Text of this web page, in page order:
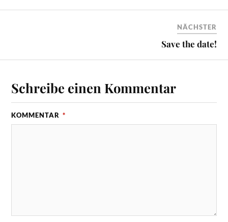
NÄCHSTER
Save the date!
Schreibe einen Kommentar
KOMMENTAR *